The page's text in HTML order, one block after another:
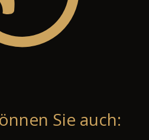
Sie auch: